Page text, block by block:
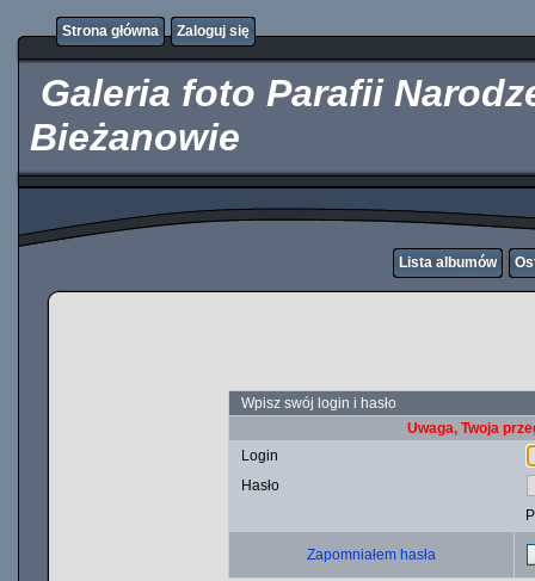
Strona główna
Zaloguj się
Galeria foto Parafii
Bieżanowie
Lista albumów
Wpisz swój login i hasło
Uwaga, Twoja
Login
Hasło
Zapomniałem hasła